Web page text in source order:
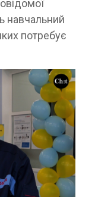
навчальний
потребує